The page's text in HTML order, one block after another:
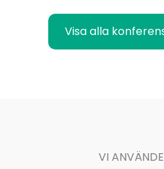
Visa alla
VI